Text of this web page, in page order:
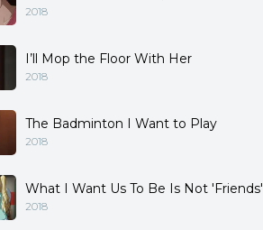
2018
I’ll Mop the Floor With Her
2018
The Badminton I Want to Play
2018
What I Want Us To Be Is Not 'Friends'
2018